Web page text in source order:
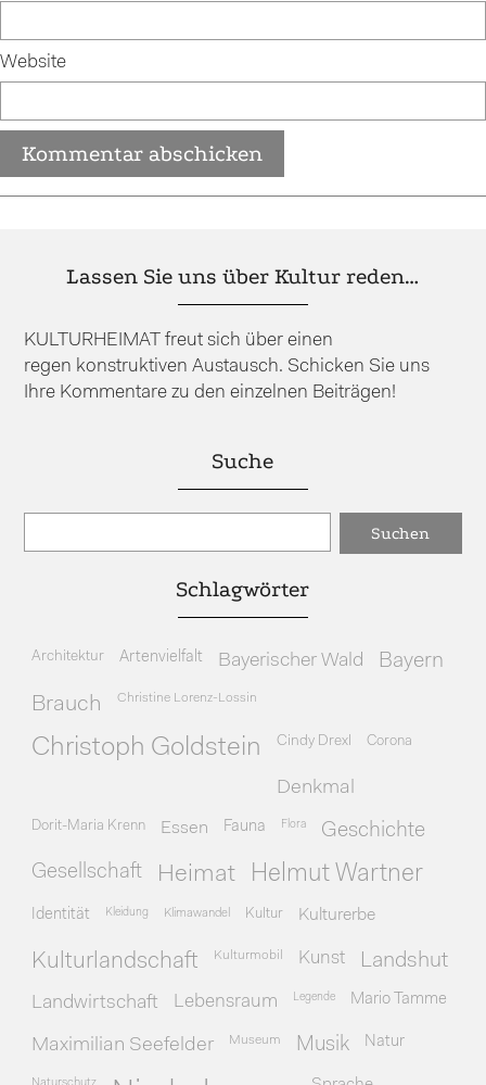
Website
Lassen Sie uns über Kultur reden…
KULTURHEIMAT freut sich über einen
regen konstruktiven Austausch. Schicken Sie uns
Ihre Kommentare zu den einzelnen Beiträgen!
Suche
Schlagwörter
Architektur Artenvielfalt Bayerischer Wald Bayern
Brauch Christine Lorenz-Lossin
Christoph Goldstein Cindy Drexl Corona
Denkmal
Dorit-Maria Krenn Essen Fauna Flora Geschichte
Gesellschaft Heimat Helmut Wartner
Identität Kleidung Klimawandel Kultur Kulturerbe
Kulturlandschaft Kulturmobil Kunst Landshut
Landwirtschaft Lebensraum Legende Mario Tamme
Maximilian Seefelder Museum Musik Natur